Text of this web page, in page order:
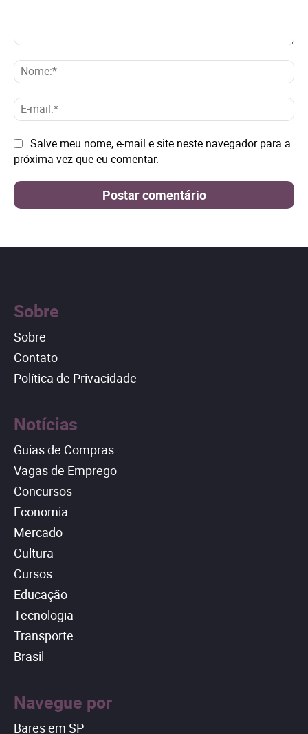
E-
Site: Salve meu nome, e-mail e site neste navegador para a
próxima vez que eu comentar.
Sobre
Sobre
Contato
Política de Privacidade
Notícias
Guias de Compras
Vagas de Emprego
Concursos
Economia
Mercado
Cultura
Cursos
Educação
Tecnologia
Transporte
Brasil
Navegue por
Bares em SP